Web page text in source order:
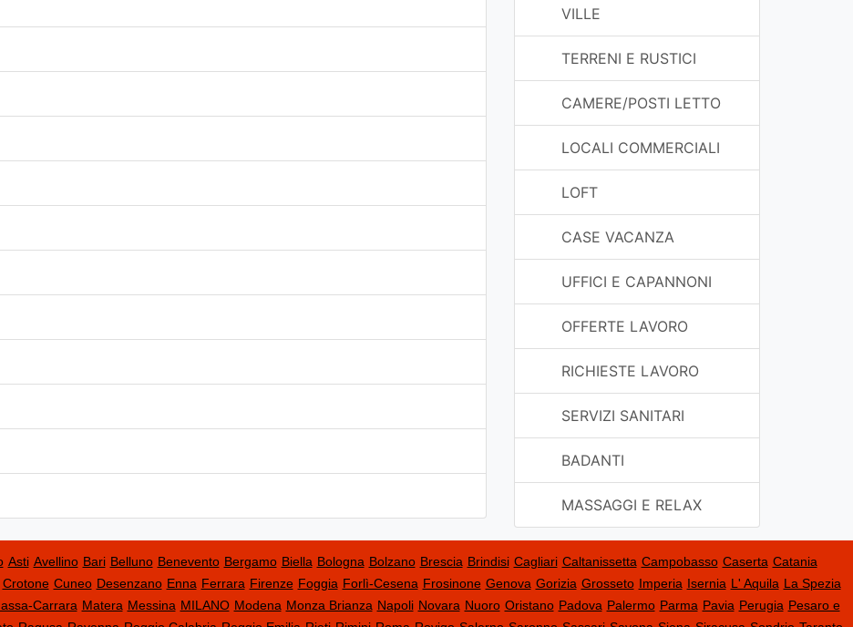
VILLE
TERRENI E RUSTICI
CAMERE/POSTI LETTO
LOCALI COMMERCIALI
LOFT
CASE VACANZA
UFFICI E CAPANNONI
OFFERTE LAVORO
RICHIESTE LAVORO
SERVIZI SANITARI
BADANTI
MASSAGGI E RELAX
Asti Avellino Bari Belluno Benevento Bergamo Biella Bologna Bolzano Brescia Brindisi Cagliari Caltanissetta Campobasso Caserta Catania
Crotone Cuneo Desenzano Enna Ferrara Firenze Foggia Forlì-Cesena Frosinone Genova Gorizia Grosseto Imperia Isernia L' Aquila La Spezia
Carrara Matera Messina MILANO Modena Monza Brianza Napoli Novara Nuoro Oristano Padova Palermo Parma Pavia Perugia Pesaro e